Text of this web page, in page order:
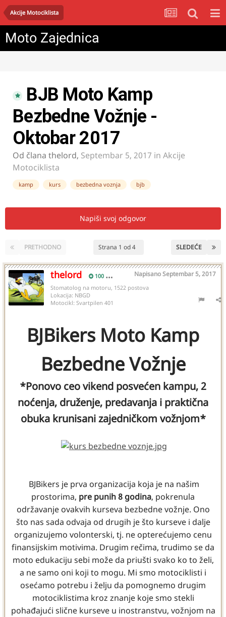
Akcije Motociklista
Moto Zajednica
BJB Moto Kamp
Bezbedne Vožnje -
Oktobar 2017
Od člana thelord, Septembar 5, 2017 in Akcije
Motociklista
kamp kurs bezbedna voznja bjb
Napiši svoj odgovor
PRETHODNO SLEDEĆE
Strana 1 od 4
thelord 100 NapisanoSeptembar 5, 2017
Stomatolog na motoru, 1522 postova
Lokacija: NBGD
Motocikl: Svartpilen 401
BJBikers Moto Kamp
Bezbedne Vožnje
*Ponovo ceo vikend posvećen kampu, 2
noćenja, druženje, predavanja i praktična
obuka krunisani zajedničkom vožnjom*
BJBikers je prva organizacija koja je na našim
prostorima, pre punih 8 godina, pokrenula
održavanje ovakvih kurseva bezbedne vožnje. Ono
što nas sada odvaja od drugih je što kurseve i dalje
organizujemo volonterski, tj. ne opterećujemo cenu
finansijskim motivima. Drugim rečima, trudimo se da
moto edukaciju sebi može da priušti svako ko to želi,
a ne samo oni koji to mogu. Mi smo motociklisti i
osećamo potrebu i želju da pomognemo drugim
motociklistima kroz znanje koje smo stekli
pohađajući slične kurseve u inostranstvu, vožnjom na